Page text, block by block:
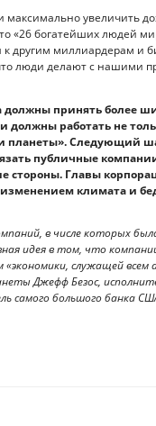
максимально увеличить
«26 богатейших людей
другим миллиардерам и
люди делают с нашими
принять более
должны работать не
планеты». Следующий
публичные
стороны. Главы
климата и
в числе которых
идея в том, что
служащей всем
Джефф Безос,
самого большого банка